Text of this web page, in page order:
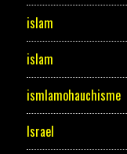
islam
islam
ismlamohauchisme
Israel